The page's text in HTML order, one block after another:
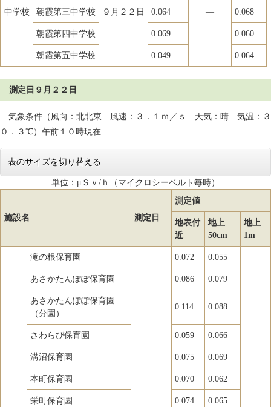
中学校 ９月２２日 ―
朝霞第三中学校 0.064 0.068
朝霞第四中学校 0.069 0.060
朝霞第五中学校 0.049 0.064
測定日９月２２日
気象条件（風向：北北東 風速：３．１ｍ／ｓ 天気：晴 気温：３
０．３℃）午前１０時現在
表のサイズを切り替える
単位：μＳｖ/ｈ（マイクロシーベルト毎時）
施設名 測定日
測定値
地表付
近
地上
50cm
地上
1m
滝の根保育園 0.072 0.055
あさかたんぽぽ保育園 0.086 0.079
あさかたんぽぽ保育園
（分園）
0.114 0.088
さわらび保育園 0.059 0.066
溝沼保育園 0.075 0.069
本町保育園 0.070 0.062
栄町保育園 0.074 0.065